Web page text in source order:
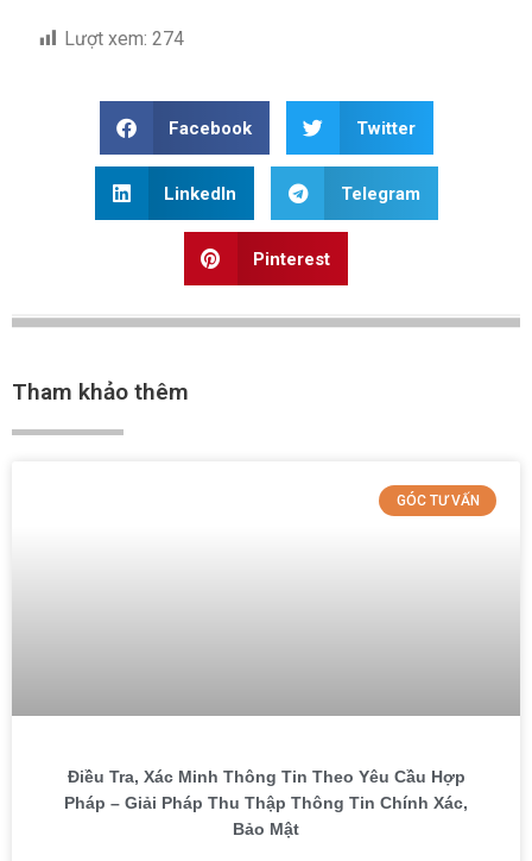
Lượt xem: 274
Facebook Twitter
LinkedIn Telegram
Pinterest
Tham khảo thêm
GÓC TƯ VẤN
Điều Tra, Xác Minh Thông Tin Theo Yêu Cầu Hợp
Pháp – Giải Pháp Thu Thập Thông Tin Chính Xác,
Bảo Mật